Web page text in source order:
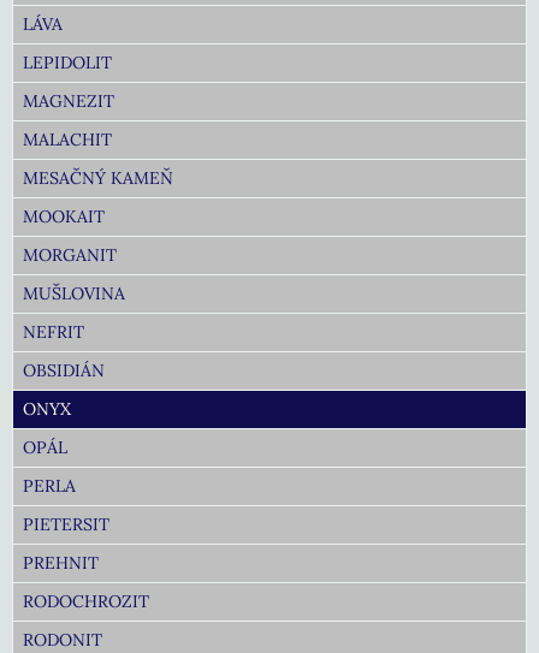
LÁVA
LEPIDOLIT
MAGNEZIT
MALACHIT
MESAČNÝ KAMEŇ
MOOKAIT
MORGANIT
MUŠLOVINA
NEFRIT
OBSIDIÁN
ONYX
OPÁL
PERLA
PIETERSIT
PREHNIT
RODOCHROZIT
RODONIT